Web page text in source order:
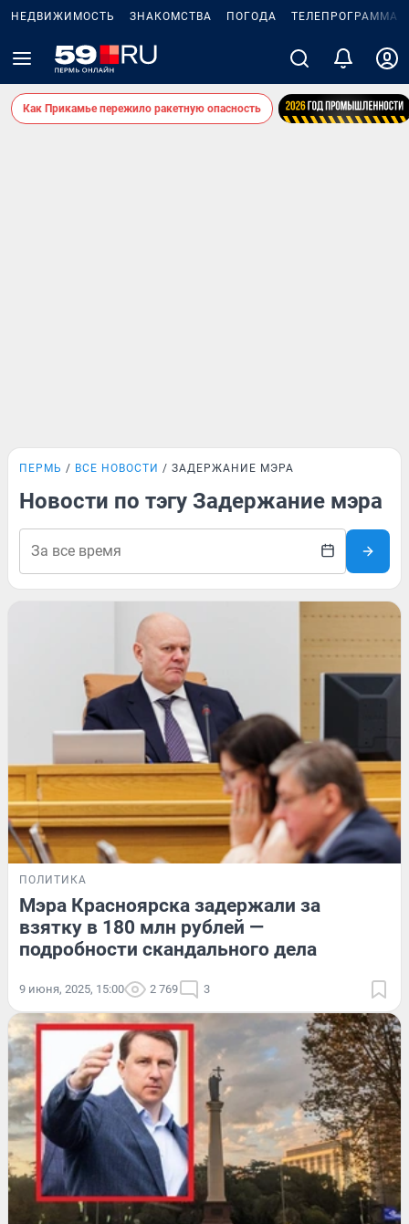
НЕДВИЖИМОСТЬ ЗНАКОМСТВА ПОГОДА ТЕЛЕПРОГРАММА
Как Прикамье пережило ракетную опасность
ПЕРМЬ ВСЕ НОВОСТИ ЗАДЕРЖАНИЕ МЭРА
Новости по тэгу Задержание мэра
ПОЛИТИКА
Мэра Красноярска задержали за
взятку в 180 млн рублей —
подробности скандального дела
9 июня, 2025, 15:00 2 769 3